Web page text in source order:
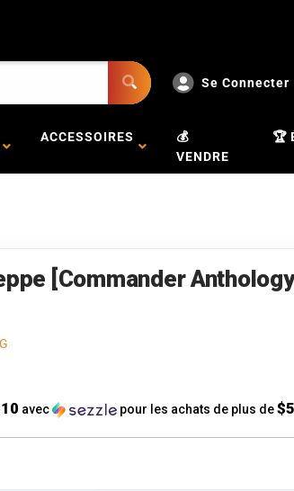
Se Connecter
ACCESSOIRES
💰
VENDRE
🏆
[Commander Anthology
avec pour les achats de plus de